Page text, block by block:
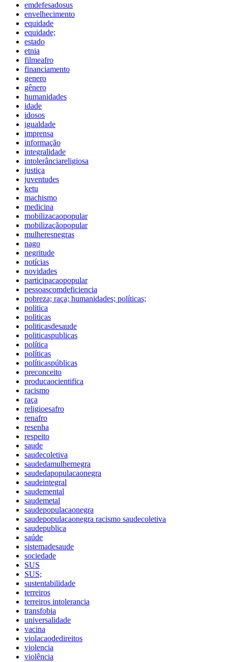
emdefesadosus
envelhecimento
equidade
equidade;
estado
etnia
filmeafro
financiamento
genero
gênero
humanidades
idade
idosos
igualdade
imprensa
informação
integralidade
intolerânciareligiosa
justiça
juventudes
ketu
machismo
medicina
mobilizacaopopular
mobilizaçãopopular
mulheresnegras
nago
negritude
notícias
novidades
participacaopopular
pessoascomdeficiencia
pobreza; raça; humanidades; políticas;
politica
politicas
politicasdesaude
politicaspublicas
política
políticas
políticaspúblicas
preconceito
producaocientifica
racismo
raça
religioesafro
renafro
resenha
respeito
saude
saudecoletiva
saudedamulhernegra
saudedapopulacaonegra
saudeintegral
saudemental
saudemetal
saudepopulacaonegra
saudepopulacaonegra racismo saudecoletiva
saudepublica
saúde
sistemadesaude
sociedade
SUS
SUS;
sustentabilidade
terreiros
terreiros intolerancia
transfobia
universalidade
vacina
violacaodedireitos
violencia
violência